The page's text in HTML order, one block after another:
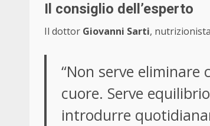
Il consiglio dell’esperto
Il dottor Giovanni Sarti,
“Non serve
cuore. Serve
introdurre